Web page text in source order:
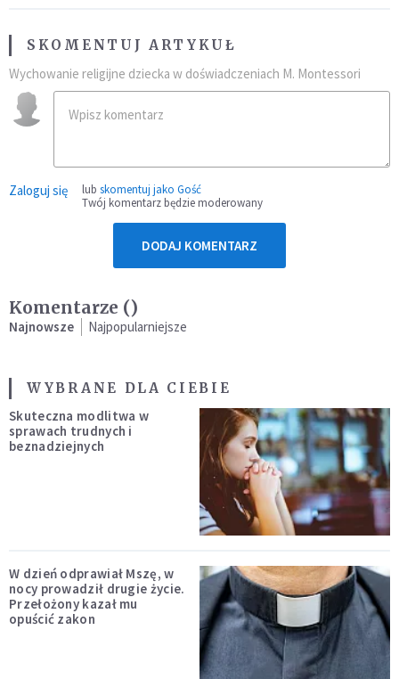
SKOMENTUJ ARTYKUŁ
Wychowanie religijne dziecka w doświadczeniach M. Montessori
Zaloguj się lub skomentuj jako Gość
Twój komentarz będzie moderowany
DODAJ KOMENTARZ
Komentarze ()
Najnowsze Najpopularniejsze
WYBRANE DLA CIEBIE
Skuteczna modlitwa w
sprawach trudnych i
beznadziejnych
W dzień odprawiał Mszę, w
nocy prowadził drugie życie.
Przełożony kazał mu
opuścić zakon